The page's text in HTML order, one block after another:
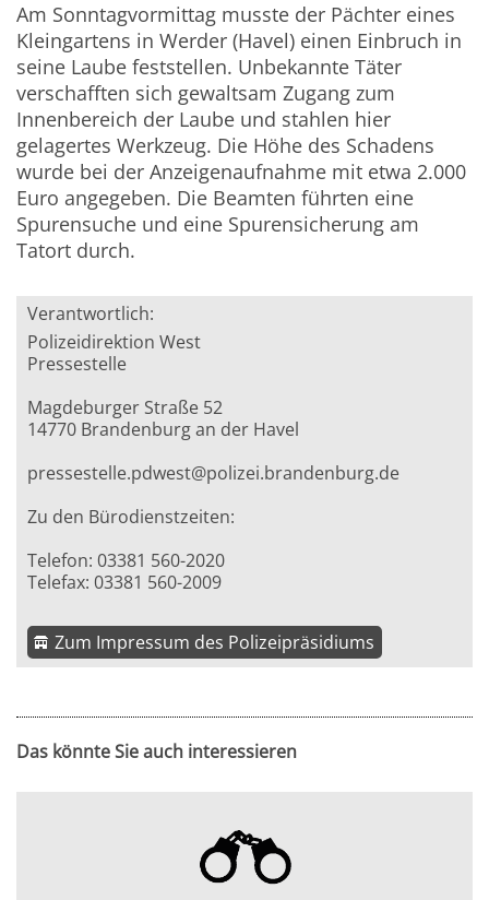
Am Sonntagvormittag musste der Pächter eines
Kleingartens in Werder (Havel) einen Einbruch in
seine Laube feststellen. Unbekannte Täter
verschafften sich gewaltsam Zugang zum
Innenbereich der Laube und stahlen hier
gelagertes Werkzeug. Die Höhe des Schadens
wurde bei der Anzeigenaufnahme mit etwa 2.000
Euro angegeben. Die Beamten führten eine
Spurensuche und eine Spurensicherung am
Tatort durch.
Verantwortlich:
Polizeidirektion West
Pressestelle
Magdeburger Straße 52
14770 Brandenburg an der Havel
pressestelle.pdwest@polizei.brandenburg.de
Zu den Bürodienstzeiten:
Telefon: 03381 560-2020
Telefax: 03381 560-2009
Zum Impressum des Polizeipräsidiums
Das könnte Sie auch interessieren